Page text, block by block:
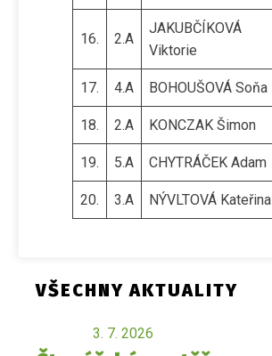
16. 2.A
JAKUBČÍKOVÁ
Viktorie
17. 4.A BOHOUŠOVÁ Soňa
18. 2.A KONCZAK Šimon
19. 5.A CHYTRÁČEK Adam
20. 3.A NÝVLTOVÁ Kateřina
VŠECHNY AKTUALITY
3. 7. 2026